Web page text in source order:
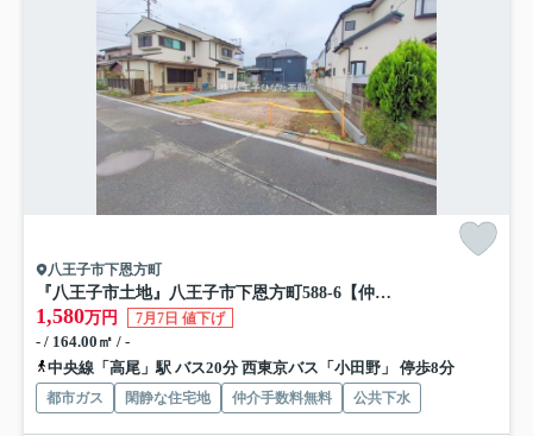
八王子市下恩方町
『八王子市土地』八王子市下恩方町588-6【仲介手数料無料】
1,580万円 7月7日 値下げ
- / 164.00㎡ / -
中央線「高尾」駅 バス20分 西東京バス「小田野」 停歩8分
都市ガス 閑静な住宅地 仲介手数料無料 公共下水